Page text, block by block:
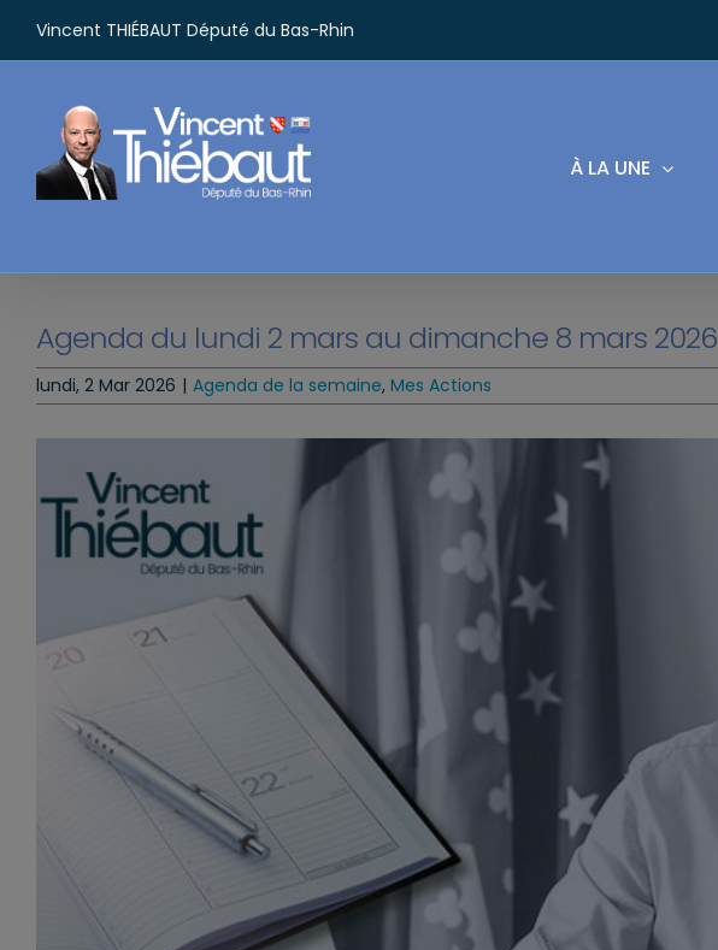
contenu
Vincent THIÉBAUT Député du Bas-Rhin
À LA UNE
Agenda du lundi 2 mars au dimanche 8 mars 2026
lundi, 2 Mar 2026 | Agenda de la semaine, Mes Actions